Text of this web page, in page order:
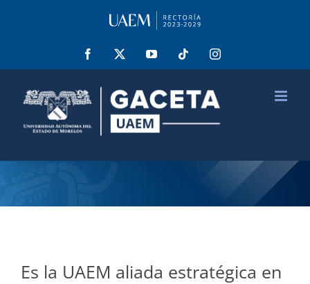
Facebook YouTube Tiktok Instagram
Es la UAEM aliada estratégica en